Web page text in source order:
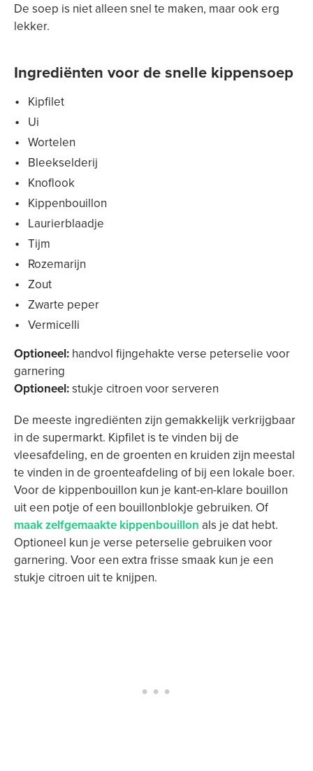
De soep is niet alleen snel te maken, maar ook erg
lekker.
Ingrediënten voor de snelle kippensoep
Kipfilet
Ui
Wortelen
Bleekselderij
Knoflook
Kippenbouillon
Laurierblaadje
Tijm
Rozemarijn
Zout
Zwarte peper
Vermicelli
Optioneel: handvol fijngehakte verse peterselie voor
garnering
Optioneel:stukje citroen voor serveren
De meeste ingrediënten zijn gemakkelijk verkrijgbaar
in de supermarkt. Kipfilet is te vinden bij de
vleesafdeling, en de groenten en kruiden zijn meestal
te vinden in de groenteafdeling of bij een lokale boer.
Voor de kippenbouillon kun je kant-en-klare bouillon
uit een potje of een bouillonblokje gebruiken. Of
maak zelfgemaakte kippenbouillon als je dat hebt.
Optioneel kun je verse peterselie gebruiken voor
garnering. Voor een extra frisse smaak kun je een
stukje citroen uit te knijpen.